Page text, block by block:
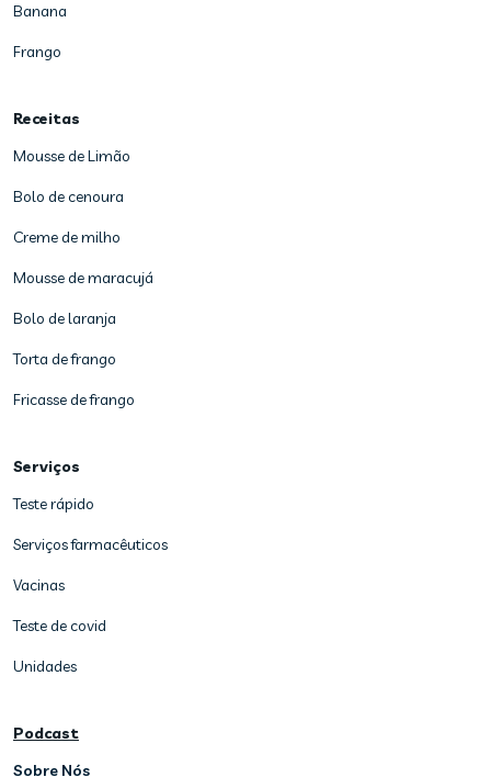
Banana
Frango
Receitas
Mousse de Limão
Bolo de cenoura
Creme de milho
Mousse de maracujá
Bolo de laranja
Torta de frango
Fricasse de frango
Serviços
Teste rápido
Serviços farmacêuticos
Vacinas
Teste de covid
Unidades
Podcast
Sobre Nós